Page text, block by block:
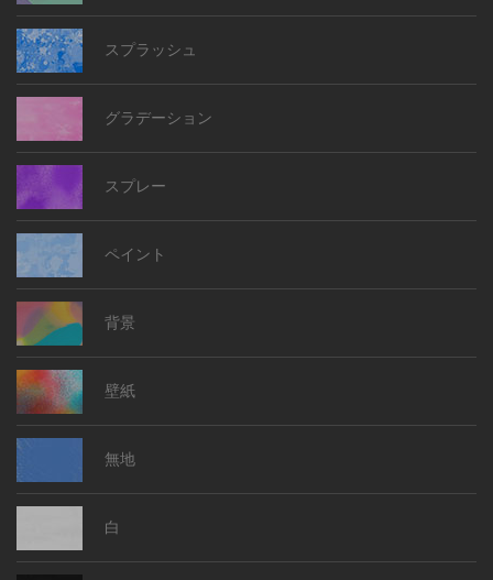
スプラッシュ
グラデーション
スプレー
ペイント
背景
壁紙
無地
白